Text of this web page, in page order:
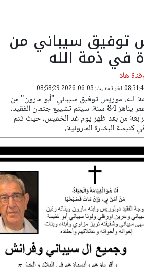
توفيق سيباني من
في ذمة الله
هلا
اخر تحديث: 03-06-2026 08:58:29
الله، موريس توفيق سيباني "أبو مارون" من
الناصرة، عن عمر يناهز 84 سنة. سيتم تشييع جثمان الفقيد،
من بعد ظهر يوم غد الخميس، حيث تتم
كنيسة البشارة المارونية،